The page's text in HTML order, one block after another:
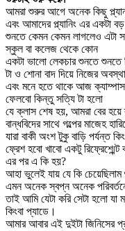
আমরা শুরুর আগে অনেক কিছু
এবং আমাদের প্ল্যানিং এর একটা
শুনতে কেমন কেমন লাগলেও এটা
স্কুল বা কলেজ থেকে কোন
একটা ভালো লেকচার শুনতে শুনতে
টা ও শোনা বাদ দিয়ে নিজের
এবং মনে হতে থাকে আজ
ফেলবো কিন্তু সত্যি টা হলো
যে ক্লাস শেষ হয়, আমরা বের
বান্ধবিদের সাথে গল্পের মাজেহ
যারা বাকী অংশ টুকু বাড়ি পর্যন্ত
ফ্রেশ হবো খাবো একটু রিফ্রেশ্মেন্ট
এর পর এ কি হয়?
আহা ভুলেই যায় যে কি
এমন অনেক স্বপ্ন অনেক
তাই আমি যেটা করি সেটা হলো যা
কিংবা প্যাডে।
আমার আবার এই দুইটা জিনিসের